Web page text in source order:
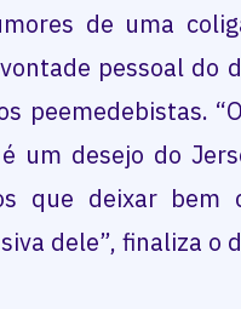
de uma
pessoal do
peemedebistas.
um desejo do
que deixar bem
dele”, finaliza o